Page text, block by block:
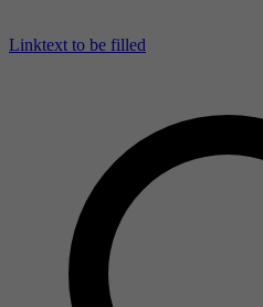
Linktext to be filled